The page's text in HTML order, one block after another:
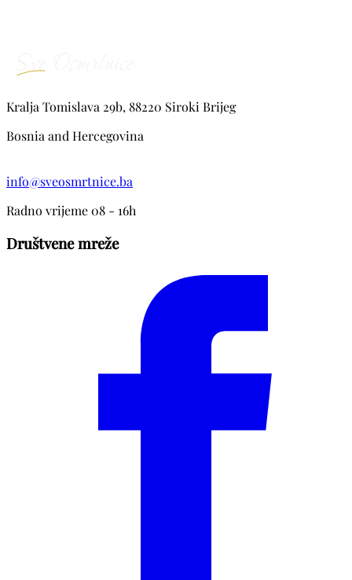
Kralja Tomislava 29b, 88220 Siroki Brijeg
Bosnia and Hercegovina
info@sveosmrtnice.ba
Radno vrijeme 08 - 16h
Društvene mreže